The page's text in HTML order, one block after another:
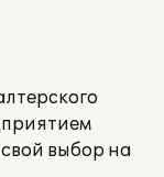
выбор на